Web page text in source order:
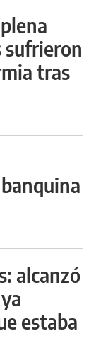
sufrieron
tras
alcanzó
estaba